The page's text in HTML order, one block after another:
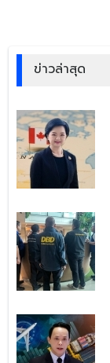
ข่าวล่าสุด